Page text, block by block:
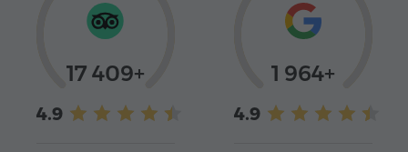
17 409+
4.9
1 964+
4.9